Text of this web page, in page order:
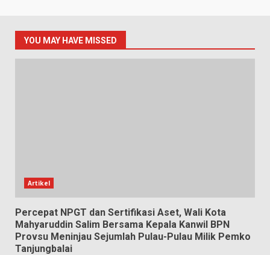
YOU MAY HAVE MISSED
Artikel
Percepat NPGT dan Sertifikasi Aset, Wali Kota
Mahyaruddin Salim Bersama Kepala Kanwil BPN
Provsu Meninjau Sejumlah Pulau-Pulau Milik Pemko
Tanjungbalai